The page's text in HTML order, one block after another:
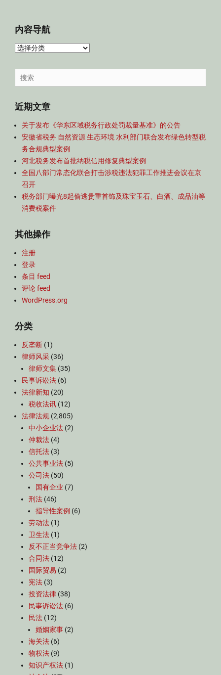
内容导航
内
导
航
Search
for:
近期文章
关于发布《华东区域税务行政处罚裁量基准》的公告
安徽省税务 自然资源 生态环境 水利部门联合发布绿色转型税
务合规典型案例
河北税务发布首批纳税信用修复典型案例
全国八部门常态化联合打击涉税违法犯罪工作推进会议在京
召开
税务部门曝光8起偷逃贵重首饰及珠宝玉石、白酒、成品油等
消费税案件
其他操作
注册
登录
条目 feed
评论 feed
WordPress.org
分类
反垄断 (1)
律师风采 (36)
律师文集 (35)
民事诉讼法 (6)
法律新知 (20)
税收法讯 (12)
法律法规 (2,805)
中小企业法 (2)
仲裁法 (4)
信托法 (3)
公共事业法 (5)
公司法 (50)
国有企业 (7)
刑法 (46)
指导性案例 (6)
劳动法 (1)
卫生法 (1)
反不正当竞争法 (2)
合同法 (12)
国际贸易 (2)
宪法 (3)
投资法律 (38)
民事诉讼法 (6)
民法 (12)
婚姻家事 (2)
海关法 (6)
物权法 (9)
知识产权法 (1)